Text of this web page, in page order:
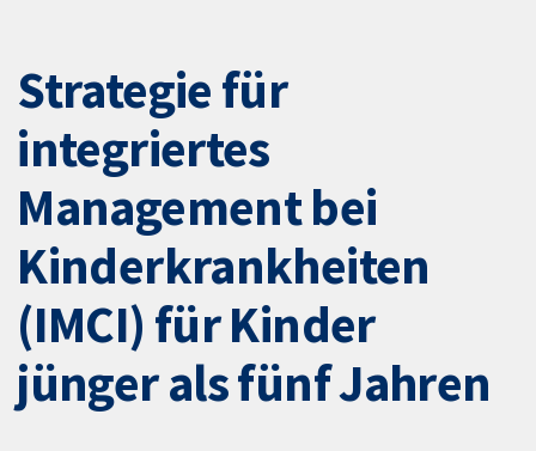
Strategie für
integriertes
Management bei
Kinderkrankheiten
(IMCI) für Kinder
jünger als fünf Jahren